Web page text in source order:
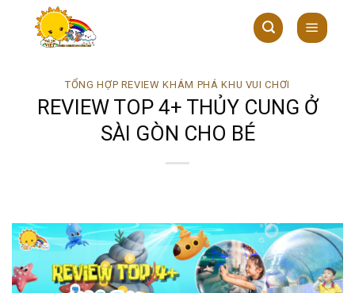
TỔNG HỢP REVIEW KHÁM PHÁ KHU VUI CHƠI
REVIEW TOP 4+ THỦY CUNG Ở
SÀI GÒN CHO BÉ